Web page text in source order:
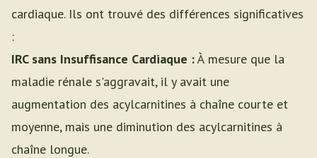
cardiaque. Ils ont trouvé des différences significatives
:
IRC sans Insuffisance Cardiaque :À mesure que la
maladie rénale s'aggravait, il y avait une
augmentation des acylcarnitines à chaîne courte et
moyenne, mais une diminution des acylcarnitines à
chaîne longue.